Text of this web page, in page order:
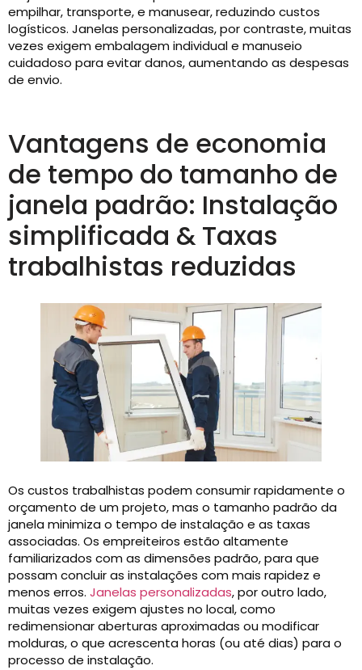
empilhar, transporte, e manusear, reduzindo custos
logísticos. Janelas personalizadas, por contraste, muitas
vezes exigem embalagem individual e manuseio
cuidadoso para evitar danos, aumentando as despesas
de envio.
Vantagens de economia
de tempo do tamanho de
janela padrão: Instalação
simplificada & Taxas
trabalhistas reduzidas
Os custos trabalhistas podem consumir rapidamente o
orçamento de um projeto, mas o tamanho padrão da
janela minimiza o tempo de instalação e as taxas
associadas. Os empreiteiros estão altamente
familiarizados com as dimensões padrão, para que
possam concluir as instalações com mais rapidez e
menos erros. Janelas personalizadas, por outro lado,
muitas vezes exigem ajustes no local, como
redimensionar aberturas aproximadas ou modificar
molduras, o que acrescenta horas (ou até dias) para o
processo de instalação.